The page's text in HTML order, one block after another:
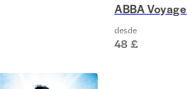
ABBA Voyage
desde
48 £